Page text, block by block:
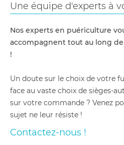
Une équipe d'experts à
Nos experts en puériculture
accompagnent tout au long
!
Un doute sur le choix de votre
face au vaste choix de sièges-
sur votre commande ? Venez
sujet ne leur résiste !
Contactez-nous !